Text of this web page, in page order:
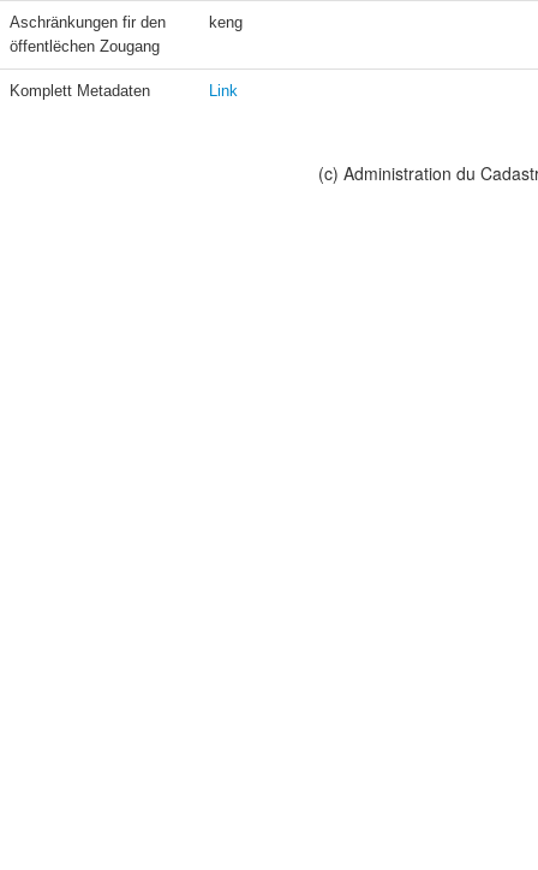
Aschränkungen fir den
öffentlëchen Zougang
keng
Komplett Metadaten Link
(c) Administration du